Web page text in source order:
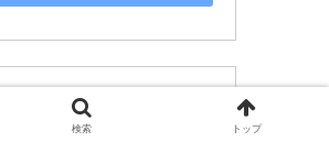
検索 トップ